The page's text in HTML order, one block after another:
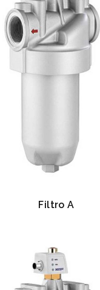
Filtro A